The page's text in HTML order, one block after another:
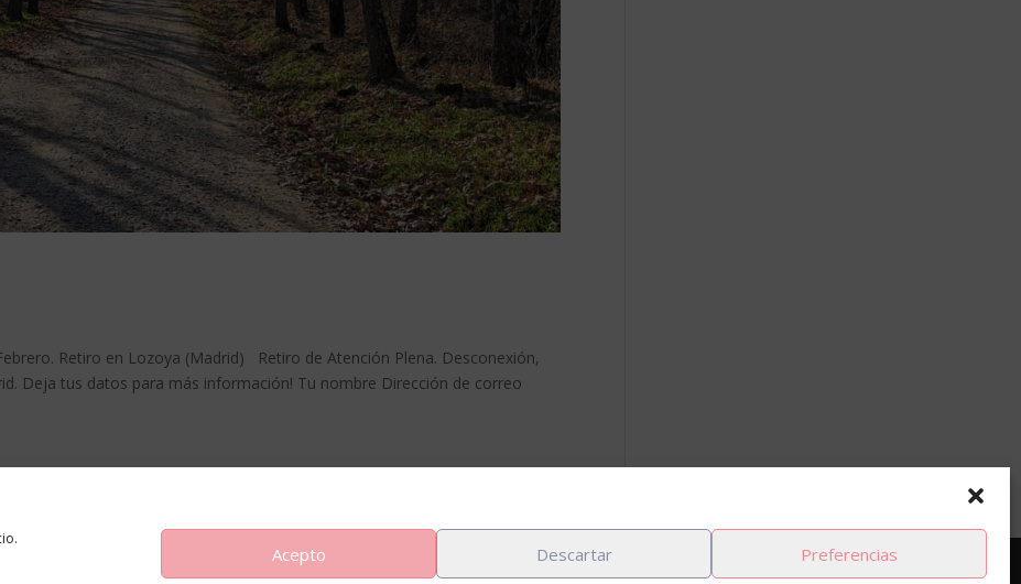
Acepto Descartar Preferencias
Retiro en Lozoya (Madrid) Retiro de Atención Plena. Desconexión,
Deja tus datos para más información! Tu nombre Dirección de correo